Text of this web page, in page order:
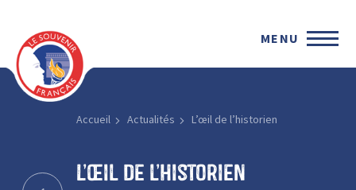
MENU
Accueil Actualités L’œil de l’historien
L’œil de l’historien